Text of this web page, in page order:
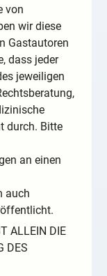
von
wir diese
Gastautoren
dass jeder
jeweiligen
durch. Bitte
an einen
auch
ALLEIN DIE
DES